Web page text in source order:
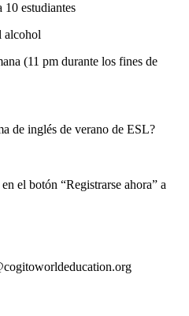
10 estudiantes
alcohol
(11 pm durante los fines de
de inglés de verano de ESL?
el botón “Registrarse ahora” a